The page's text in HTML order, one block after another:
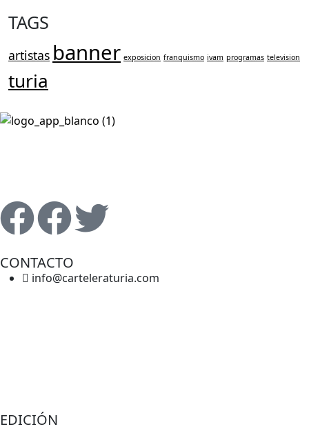
TAGS
artistas banner exposicion franquismo ivam programas television
turia
CONTACTO
info@carteleraturia.com
EDICIÓN